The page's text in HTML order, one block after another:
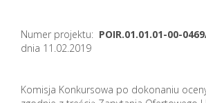
Numer projektu: POIR.01.01.01-00-
dnia 11.02.2019
Komisja Konkursowa po dokonaniu